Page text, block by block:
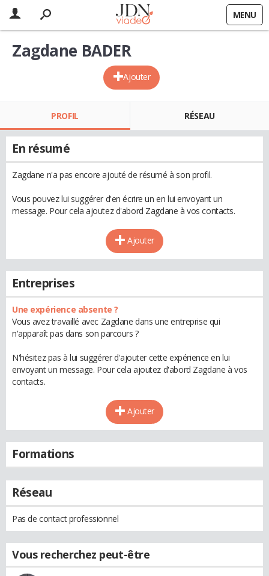
MENU
Ajouter
Zagdane BADER
PROFIL RÉSEAU
En résumé
Zagdane n'a pas encore ajouté de résumé à son profil.
Vous pouvez lui suggérer d'en écrire un en lui envoyant un
message. Pour cela ajoutez d'abord Zagdane à vos contacts.
Ajouter
Entreprises
Une expérience absente ?
Vous avez travaillé avec Zagdane dans une entreprise qui
n'apparaît pas dans son parcours ?
N'hésitez pas à lui suggérer d'ajouter cette expérience en lui
envoyant un message. Pour cela ajoutez d'abord Zagdane à vos
contacts.
Ajouter
Formations
Réseau
Pas de contact professionnel
Vous recherchez peut-être